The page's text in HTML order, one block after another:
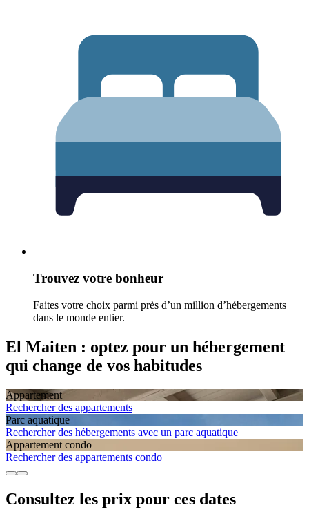
Trouvez votre bonheur
Faites votre choix parmi près d’un million d’hébergements
dans le monde entier.
El Maiten : optez pour un hébergement
qui change de vos habitudes
Apparte­ment
Rechercher des appartements
Parc aquatique
Rechercher des hébergements avec un parc aquatique
Apparte­ment condo
Rechercher des appartements condo
Consultez les prix pour ces dates